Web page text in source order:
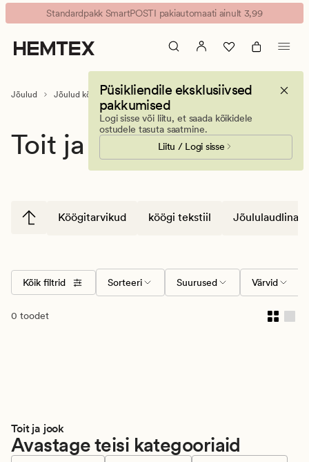
Toit
ja
jook
Animated
banner.
Press
ESCAPE
pause.
Standardpakk SmartPOSTI pakiautomaati ainult 3,99
Püsikliendile eksklusiivsed
pakkumised
Logi sisse või liitu, et saada kõikidele
ostudele tasuta saatmine.
Liitu / Logi sisse
Jõulud Jõulud köögis Toit ja jook
Toit ja jook
Köögitarvikud köögi tekstiil Jõululaudlinad
Kõik filtrid Sorteeri Suurused Värvid
0 toodet
Toit ja jook
Avastage teisi kategooriaid